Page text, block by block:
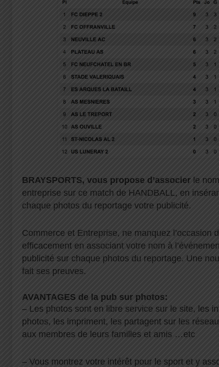
BRAYSPORTS, vous propose d’associer le
entreprise sur ce match de HANDBALL, en
chaque photos du reportage votre publicité.
Commerce et Entreprise, ne manquez l’occasion
efficacement en associant votre nom à
publicité sur chaque photos du reportage. Une
fait ses preuves.
AVANTAGES de la pub sur photos:
– Les photos sont en libre service sur le site, les
photos, les impriment, les partagent sur les
aux membres de leurs familles et amis …etc
– Vous montrez votre intérêt pour le sport et y